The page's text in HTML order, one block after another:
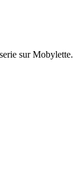
sur Mobylette.